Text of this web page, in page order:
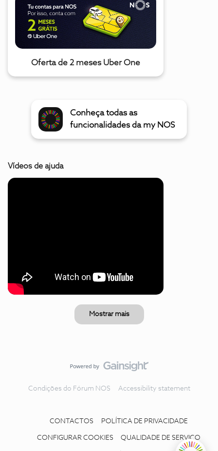
Oferta de 2 meses Uber One
Conheça todas as
funcionalidades da my NOS
Vídeos de ajuda
Mostrar mais
Condições do Fórum NOS Accessibility statement
CONTACTOS POLÍTICA DE PRIVACIDADE
CONFIGURAR COOKIES QUALIDADE DE SERVIÇO